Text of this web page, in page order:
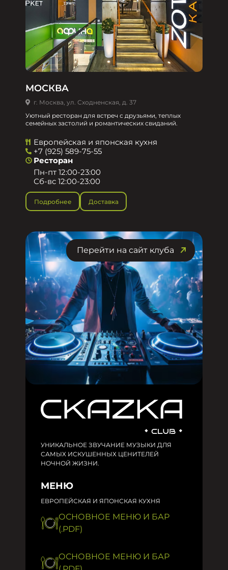
МОСКВА
г. Москва, ул. Сходненская, д. 37
Уютный ресторан для встреч с друзьями, теплых
семейных застолий и романтических свиданий.
Европейская и японская кухня
+7 (925) 589-75-55
Ресторан
Пн-пт 12:00-23:00
Сб-вс 12:00-23:00
Подробнее Доставка
Перейти на сайт клуба
УНИКАЛЬНОЕ ЗВУЧАНИЕ МУЗЫКИ ДЛЯ
САМЫХ ИСКУШЕННЫХ ЦЕНИТЕЛЕЙ
НОЧНОЙ ЖИЗНИ.
МЕНЮ
ЕВРОПЕЙСКАЯ И ЯПОНСКАЯ КУХНЯ
ОСНОВНОЕ МЕНЮ И БАР
(.PDF)
ОСНОВНОЕ МЕНЮ И БАР